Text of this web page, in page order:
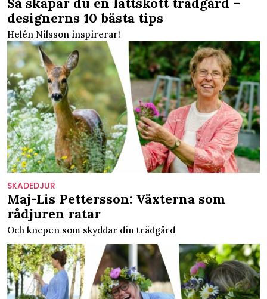
designerns 10 bästa tips
Helén Nilsson inspirerar!
SKADEDJUR
Maj-Lis Pettersson: Växterna som
rådjuren ratar
Och knepen som skyddar din trädgård